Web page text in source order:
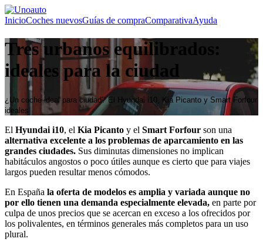
InicioCoches nuevosGuías de compraComparativaAyuda
Tres urbanos equilibrados:
ideales para la ciudad
¿Un coche ideal para ciudad?El Hyundai i10, Kia Picanto y Smart Forfour
ideales
El Hyundai i10, el Kia Picanto y el Smart Forfour son una
alternativa excelente a los problemas de aparcamiento en las
grandes ciudades. Sus diminutas dimensiones no implican
habitáculos angostos o poco útiles aunque es cierto que para viajes
largos pueden resultar menos cómodos.
En España la oferta de modelos es amplia y variada aunque no
por ello tienen una demanda especialmente elevada, en parte por
culpa de unos precios que se acercan en exceso a los ofrecidos por
los polivalentes, en términos generales más completos para un uso
plural.